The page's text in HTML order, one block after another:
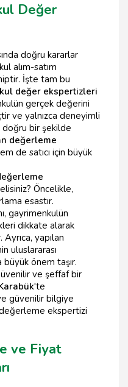
Değer
doğru kararlar
alım-satım
İşte tam bu
değer ekspertizleri
gerçek değerini
ve yalnızca deneyimli
doğru bir şekilde
değerleme
de satıcı için büyük
Öncelikle,
esastır.
gayrimenkulün
dikkate alarak
Ayrıca, yapılan
uluslararası
önem taşır.
ve şeffaf bir
'te
güvenilir bilgiye
ekspertizi
ve Fiyat